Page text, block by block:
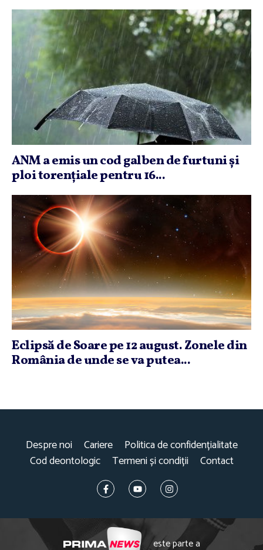
ANM a emis un cod galben de furtuni şi
ploi torenţiale pentru 16...
Eclipsă de Soare pe 12 august. Zonele din
România de unde se va putea...
Despre noi Cariere
Politica de confidențialitate
Cod deontologic
Termeni și condiții Contact
este parte a